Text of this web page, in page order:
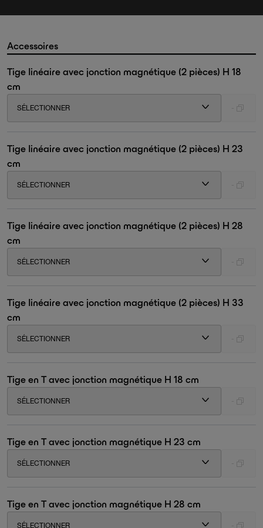
Accessoires
Tige linéaire avec jonction magnétique (2 pièces) H 18
cm
SÉLECTIONNER
Tige linéaire avec jonction magnétique (2 pièces) H 23
cm
SÉLECTIONNER
Tige linéaire avec jonction magnétique (2 pièces) H 28
cm
SÉLECTIONNER
Tige linéaire avec jonction magnétique (2 pièces) H 33
cm
SÉLECTIONNER
Tige en T avec jonction magnétique H 18 cm
SÉLECTIONNER
Tige en T avec jonction magnétique H 23 cm
SÉLECTIONNER
Tige en T avec jonction magnétique H 28 cm
SÉLECTIONNER